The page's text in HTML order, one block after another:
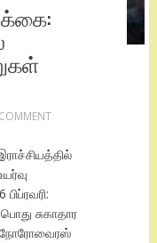
சுகாதார
நோரோவைரஸ்